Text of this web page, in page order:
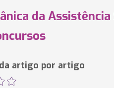
da Assistência
artigo por artigo